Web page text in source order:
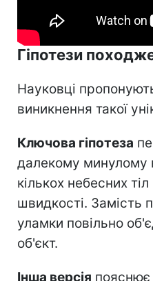
Гіпотези
Науковці
виникнення такої
Ключова гіпотеза
далекому минулому
кількох небесних
швидкості. Замість
уламки повільно
об'єкт.
Інша версія